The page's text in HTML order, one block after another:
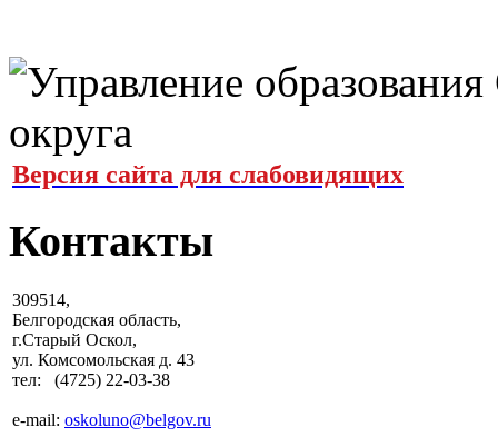
Версия сайта для слабовидящих
Контакты
309514,
Белгородская область,
г.Старый Оскол,
ул. Комсомольская д. 43
тел: (4725) 22-03-38
e-mail: oskoluno@belgov.ru